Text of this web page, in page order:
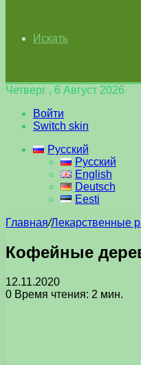
Искать
Четверг , 6 Август 2026
Войти
Switch skin
Русский
Русский
English
Deutsch
Eesti
Главная/Лекарственные
Кофейные
12.11.2020
0 Время чтения: 2 мин.